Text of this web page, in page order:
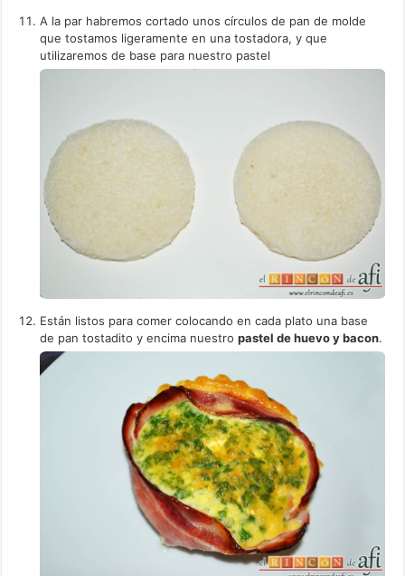
A la par habremos cortado unos círculos de pan de molde
que tostamos ligeramente en una tostadora, y que
utilizaremos de base para nuestro pastel
Están listos para comer colocando en cada plato una base
de pan tostadito y encima nuestropastel de huevo y bacon.